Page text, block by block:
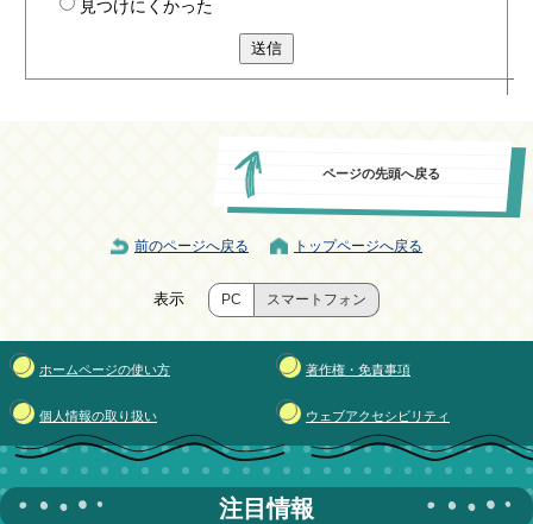
見つけにくかった
送信
ページの先頭へ戻る
前のページへ戻る トップページへ戻る
表示 PC スマートフォン
ホームページの使い方 著作権・免責事項
個人情報の取り扱い ウェブアクセシビリティ
注目情報